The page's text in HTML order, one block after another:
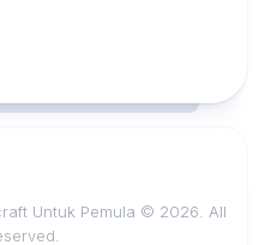
Untuk Pemula © 2026. All